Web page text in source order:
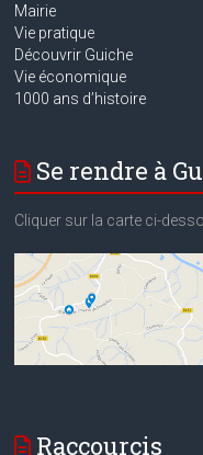
Mairie
Vie pratique
Découvrir Guiche
Vie économique
1000 ans d’histoire
Se rendre à
Cliquer sur la carte ci-
Raccourcis